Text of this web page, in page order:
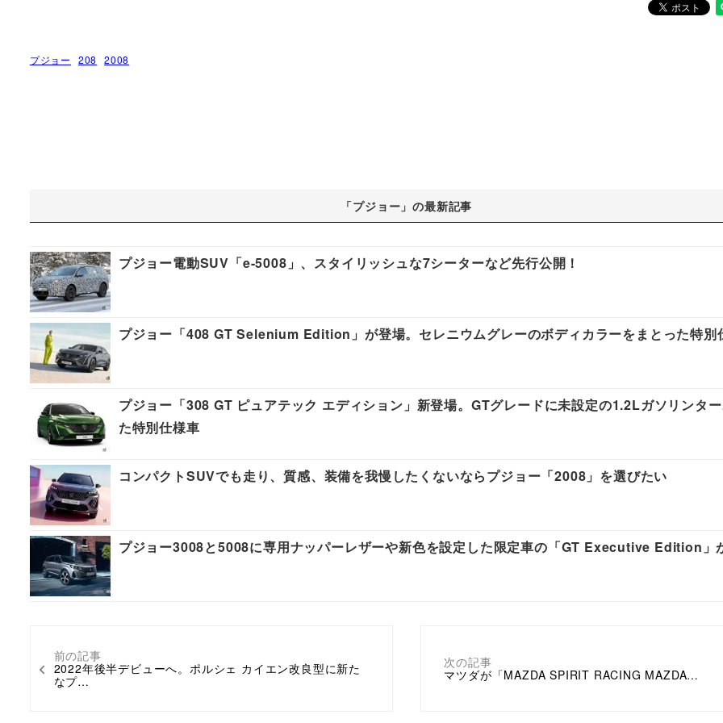
プジョー 208 2008
前の記事
2022年後半デビューへ。ポルシェ カイエン改良型に新た
なプ…
次の記事
マツダが「MAZDA SPIRIT RACING MAZDA…
「プジョー」の最新記事
プジョー電動SUV「e-5008」、スタイリッシュな7シーターなど先行公開！
プジョー「408 GT Selenium Edition」が登場。セレニウムグレーのボディカラーをまとった特別
プジョー「308 GT ピュアテック エディション」新登場。GTグレードに未設定の1.2Lガソリンタ
た特別仕様車
コンパクトSUVでも走り、質感、装備を我慢したくないならプジョー「2008」を選びたい
プジョー3008と5008に専用ナッパーレザーや新色を設定した限定車の「GT Executive Edition」